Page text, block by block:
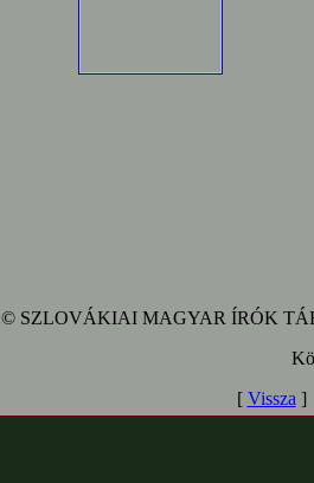
© SZLOVÁKIAI MAGYAR ÍRÓK
[ Vissza ]